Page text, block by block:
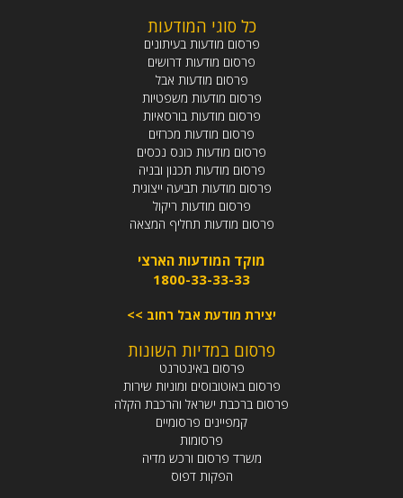
כל סוגי המודעות
פרסום מודעות בעיתונים
פרסום מודעות דרושים
פרסום מודעות אבל
פרסום מודעות משפטיות
פרסום מודעות בורסאיות
פרסום מודעות מכרזים
פרסום מודעות כונס נכסים
פרסום מודעות תכנון ובניה
פרסום מודעות תביעה ייצוגית
פרסום מודעות ריקול
פרסום מודעות תחליף המצאה
מוקד המודעות הארצי
1800-33-33-33
יצירת מודעת אבל רחוב >>
פרסום במדיות השונות
פרסום באינטרנט
פרסום באוטובוסים ומוניות שירות
פרסום ברכבת ישראל והרכבת הקלה
קמפיינים פרסומיים
פרסומות
משרד פרסום ורכש מדיה
הפקות דפוס